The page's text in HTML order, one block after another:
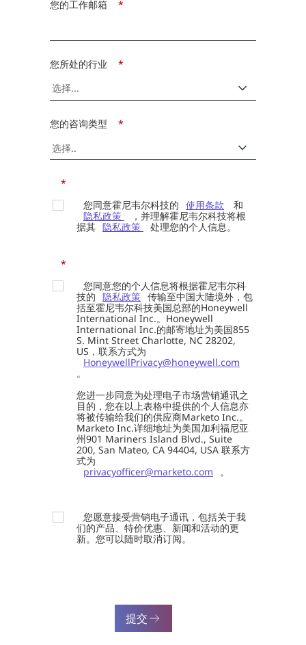
*
您的工作邮箱
*
您所处的行业
*
您的咨询类型
*
您同意霍尼韦尔科技的 使用条款
和
隐私政策
，并理解霍尼韦尔科技将根
据其 隐私政策 处理您的个人信息。
*
您同意您的个人信息将根据霍尼韦尔科
技的 隐私政策 传输至中国大陆境外，包
括至霍尼韦尔科技美国总部的Honeywell
International Inc.。Honeywell
International Inc.的邮寄地址为美国855
S. Mint Street Charlotte, NC 28202,
US，联系方式为
HoneywellPrivacy@honeywell.com
。
您进一步同意为处理电子市场营销通讯之
目的，您在以上表格中提供的个人信息亦
将被传输给我们的供应商Marketo Inc.。
Marketo Inc.详细地址为美国加利福尼亚
州901 Mariners Island Blvd., Suite
200, San Mateo, CA 94404, USA 联系方
式为
privacyofficer@marketo.com
。
您愿意接受营销电子通讯，包括关于我
们的产品、特价优惠、新闻和活动的更
新。您可以随时取消订阅。
提交